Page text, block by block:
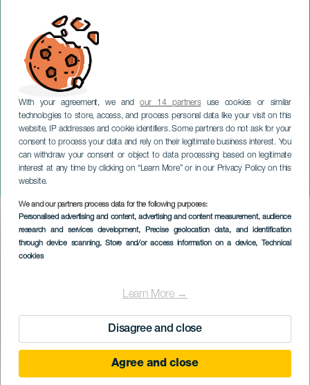
With your agreement, we andour 14 partnersuse cookies or similar
technologies to store, access, and process personal data like your visit on this
website, IP addresses and cookie identifiers. Some partners do not ask for your
consent to process your data and rely on their legitimate business interest. You
can withdraw your consent or object to data processing based on legitimate
interest at any time by clicking on “Learn More” or in our Privacy Policy on this
website.
We and our partners process data for the following purposes:
Personalised advertising and content, advertising and content measurement, audience
research and services development, Precise geolocation data, and identification
through device scanning, Store and/or access information on a device, Technical
cookies
Learn More →
Disagree and close
Agree and close
A Fuego
GRAN CANARIA
Imagen
Listado